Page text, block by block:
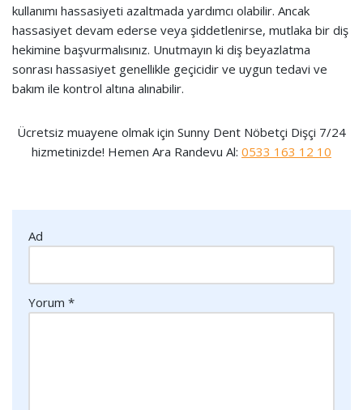
kullanımı hassasiyeti azaltmada yardımcı olabilir. Ancak
hassasiyet devam ederse veya şiddetlenirse, mutlaka bir diş
hekimine başvurmalısınız. Unutmayın ki diş beyazlatma
sonrası hassasiyet genellikle geçicidir ve uygun tedavi ve
bakım ile kontrol altına alınabilir.
Ücretsiz muayene olmak için Sunny Dent Nöbetçi Dişçi 7/24
hizmetinizde! Hemen Ara Randevu Al: 0533 163 12 10
Ad
Yorum *